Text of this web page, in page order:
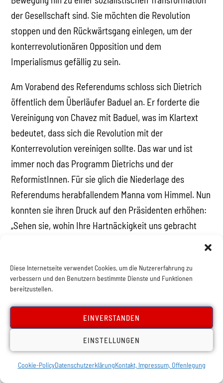
Diese Internetseite verwendet Cookies, um die Nutzererfahrung zu
verbessern und den Benutzern bestimmte Dienste und Funktionen
bereitzustellen.
EINVERSTANDEN
EINSTELLUNGEN
Cookie-PolicyDatenschutzerklärungKontakt, Impressum, Offenlegung
der Gesellschaft sind. Sie möchten die Revolution
stoppen und den Rückwärtsgang einlegen, um der
konterrevolutionären Opposition und dem
Imperialismus gefällig zu sein.
Am Vorabend des Referendums schloss sich Dietrich
öffentlich dem Überläufer Baduel an. Er forderte die
Vereinigung von Chavez mit Baduel, was im Klartext
bedeutet, dass sich die Revolution mit der
Konterrevolution vereinigen sollte. Das war und ist
immer noch das Programm Dietrichs und der
ReformistInnen. Für sie glich die Niederlage des
Referendums herabfallendem Manna vom Himmel. Nun
konnten sie ihren Druck auf den Präsidenten erhöhen:
„Sehen sie, wohin Ihre Hartnäckigkeit uns gebracht
dürfen nicht so schnell machen. Werfen Sie alle
Gedanken an Sozialismus über Bord und erreichen Sie
einen Kompromiss mit der Opposition und der
Bourgeoisie, sonst sind wir verloren.“
Die knappe Niederlage des Referendums wird nun als